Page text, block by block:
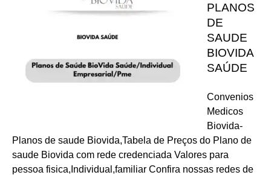
PLANOS
DE
SAUDE
BIOVIDA
SAÚDE
Convenios
Medicos
Biovida-
Planos de saude Biovida,Tabela de Preços do Plano de
saude Biovida com rede credenciada Valores para
pessoa fisica,Individual,familiar Confira nossas redes de